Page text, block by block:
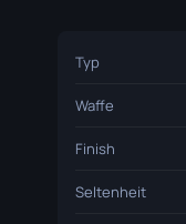
Typ
Waffe
Finish
Seltenheit